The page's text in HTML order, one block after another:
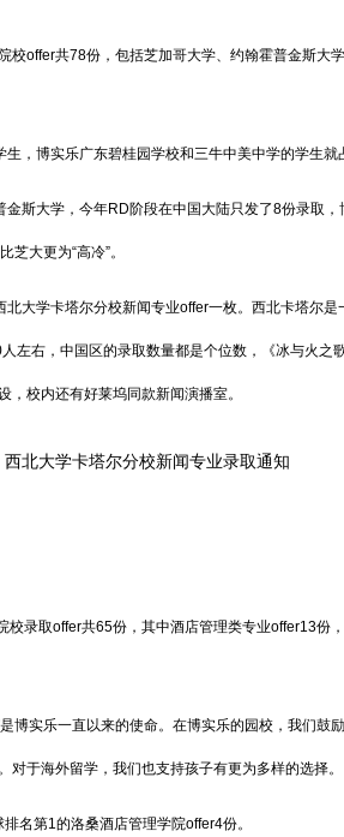
offer共78份，包括芝加哥大学、约翰霍普金斯大
，博实乐广东碧桂园学校和三牛中美中学的学生就
大学，今年RD阶段在中国大陆只发了8份录取，
大更为“高冷”。
大学卡塔尔分校新闻专业offer一枚。西北卡塔尔是
左右，中国区的录取数量都是个位数，《冰与火之
校内还有好莱坞同款新闻演播室。
西北大学卡塔尔分校新闻专业录取通知
录取offer共65份，其中酒店管理类专业offer13份
博实乐一直以来的使命。在博实乐的园校，我们鼓
于海外留学，我们也支持孩子有更为多样的选择。
名第1的洛桑酒店管理学院offer4份。